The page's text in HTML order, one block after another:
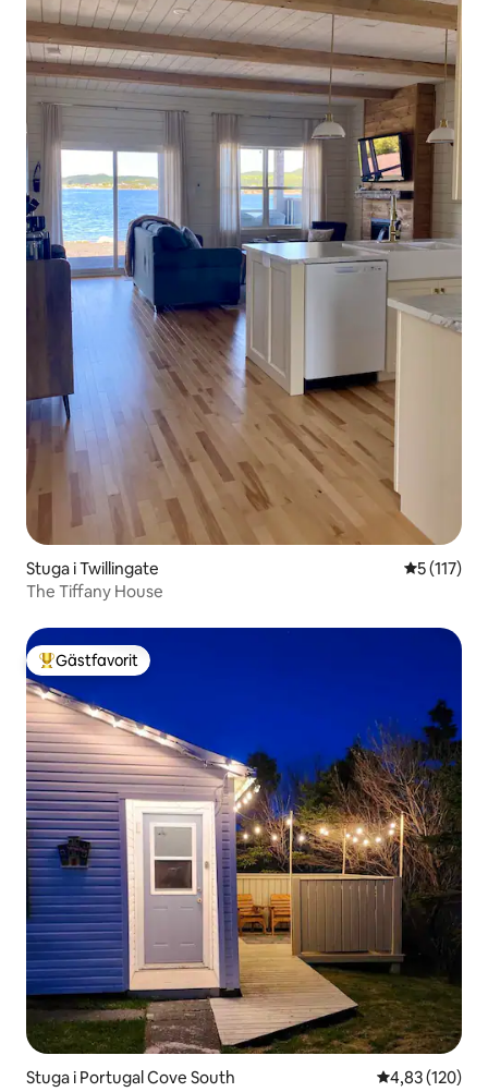
Stuga i Twillingate 5 av 5 i
5 (117)
The Tiffany House
Populär gästfavorit
Gästfavorit
Stuga i Portugal Cove South 4,83 av 5 i
4,83 (120)